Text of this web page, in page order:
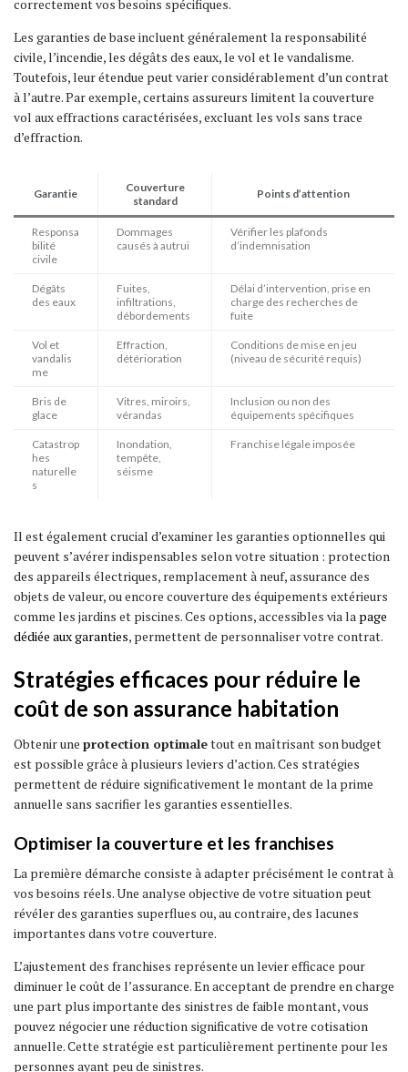
correctement vos besoins spécifiques.
Les garanties de base incluent généralement la responsabilité
civile, l’incendie, les dégâts des eaux, le vol et le vandalisme.
Toutefois, leur étendue peut varier considérablement d’un contrat
à l’autre. Par exemple, certains assureurs limitent la couverture
vol aux effractions caractérisées, excluant les vols sans trace
d’effraction.
Garantie
Couverture
standard
Points d’attention
Responsa
bilité
civile
Dommages
causés à autrui
Vérifier les plafonds
d’indemnisation
Dégâts
des eaux
Fuites,
infiltrations,
débordements
Délai d’intervention, prise en
charge des recherches de
fuite
Vol et
vandalis
me
Effraction,
détérioration
Conditions de mise en jeu
(niveau de sécurité requis)
Bris de
glace
Vitres, miroirs,
vérandas
Inclusion ou non des
équipements spécifiques
Catastrop
hes
naturelle
s
Inondation,
tempête,
séisme
Franchise légale imposée
Il est également crucial d’examiner les garanties optionnelles qui
peuvent s’avérer indispensables selon votre situation : protection
des appareils électriques, remplacement à neuf, assurance des
objets de valeur, ou encore couverture des équipements extérieurs
comme les jardins et piscines. Ces options, accessibles via la page
dédiée aux garanties, permettent de personnaliser votre contrat.
Stratégies efficaces pour réduire le
coût de son assurance habitation
Obtenir une protection optimaletout en maîtrisant son budget
est possible grâce à plusieurs leviers d’action. Ces stratégies
permettent de réduire significativement le montant de la prime
annuelle sans sacrifier les garanties essentielles.
Optimiser la couverture et les franchises
La première démarche consiste à adapter précisément le contrat à
vos besoins réels. Une analyse objective de votre situation peut
révéler des garanties superflues ou, au contraire, des lacunes
importantes dans votre couverture.
L’ajustement des franchises représente un levier efficace pour
diminuer le coût de l’assurance. En acceptant de prendre en charge
une part plus importante des sinistres de faible montant, vous
pouvez négocier une réduction significative de votre cotisation
annuelle. Cette stratégie est particulièrement pertinente pour les
personnes ayant peu de sinistres.